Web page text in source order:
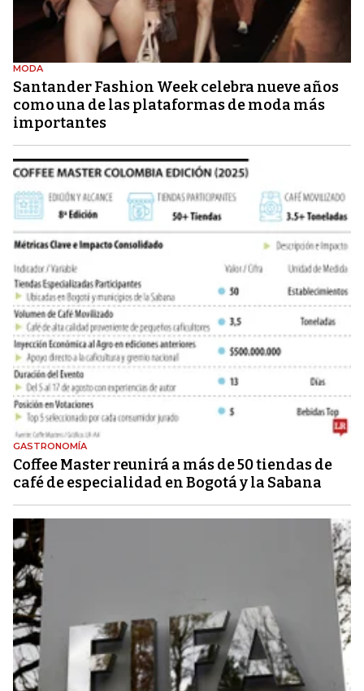
MODA
Santander Fashion Week celebra nueve años
como una de las plataformas de moda más
importantes
GASTRONOMÍA
Coffee Master reunirá a más de 50 tiendas de
café de especialidad en Bogotá y la Sabana